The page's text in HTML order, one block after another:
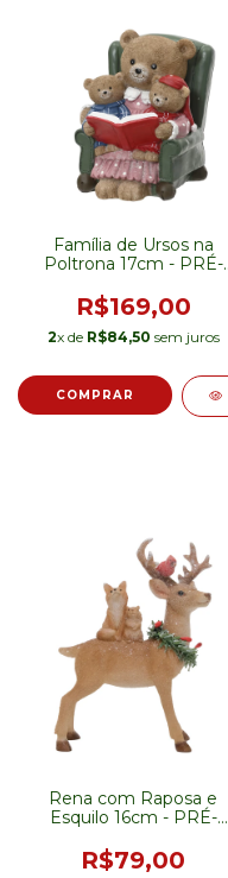
Família de Ursos na
Poltrona 17cm - PRÉ-
R$169,00
2x de R$84,50 sem juros
Rena com Raposa e
Esquilo 16cm - PRÉ-
R$79,00